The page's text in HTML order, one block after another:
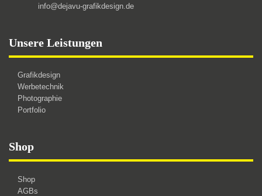
info@dejavu-grafikdesign.de
Unsere Leistungen
Grafikdesign
Werbetechnik
Photographie
Portfolio
Shop
Shop
AGBs